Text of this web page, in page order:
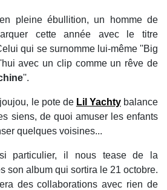
pleine ébullition, un homme de
cette année avec le titre
qui se surnomme lui-même ''Big
avec un clip comme un rêve de
''.
le pote de Lil Yachtybalance
siens, de quoi amuser les enfants
quelques voisines...
particulier, il nous tease de la
son album qui sortira le 21 octobre.
des collaborations avec rien de